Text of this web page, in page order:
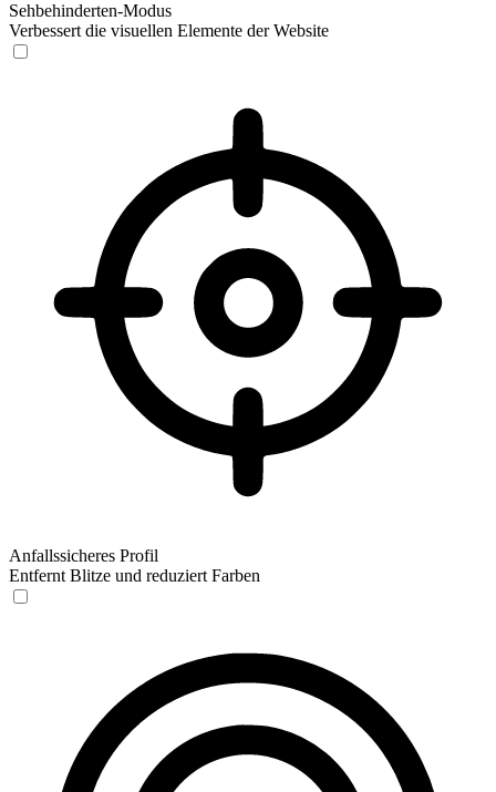
Sehbehinderten-Modus
Verbessert die visuellen Elemente der Website
Anfallssicheres Profil
Entfernt Blitze und reduziert Farben